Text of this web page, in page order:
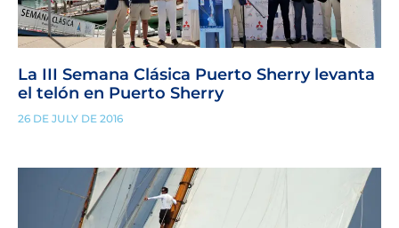
La III Semana Clásica Puerto Sherry levanta
el telón en Puerto Sherry
26 DE JULY DE 2016